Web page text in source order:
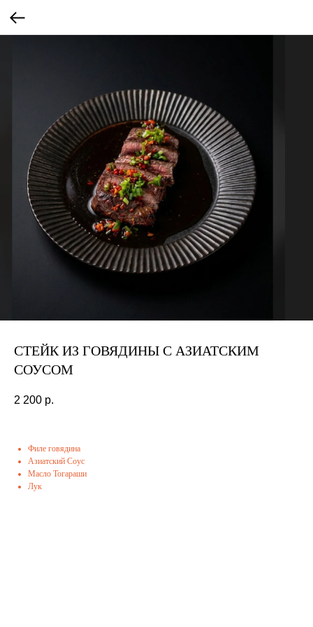
СТЕЙК ИЗ ГОВЯДИНЫ С АЗИАТСКИМ
СОУСОМ
2 200 р.
Филе говядина
Азиатский Соус
Масло Тогараши
Лук